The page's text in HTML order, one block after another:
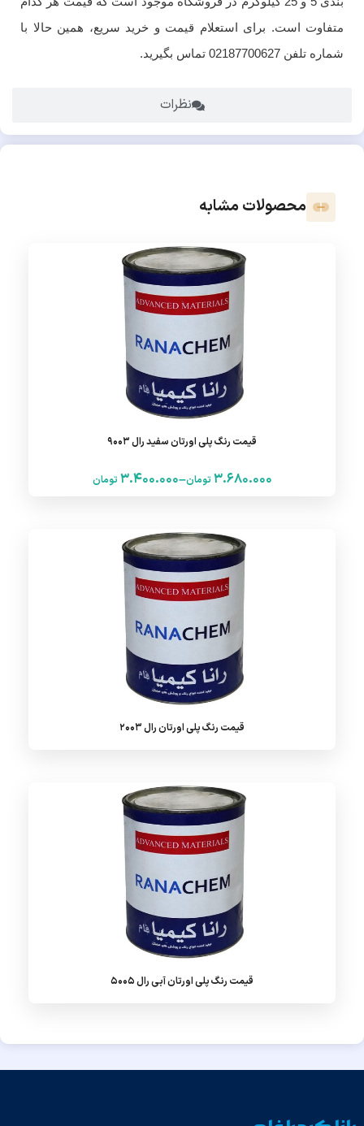
نظرات
متفاوت است. برای استعلام قیمت و خرید سریع، همین حالا با
شماره تلفن 02187700627 تماس بگیرید.
محصولات مشابه
قیمت رنگ پلی اورتان سفید رال 9003
3.680.000 تومان–
3.400.000 تومان
قیمت رنگ پلی اورتان رال 2003
قیمت رنگ پلی اورتان آبی رال 5005